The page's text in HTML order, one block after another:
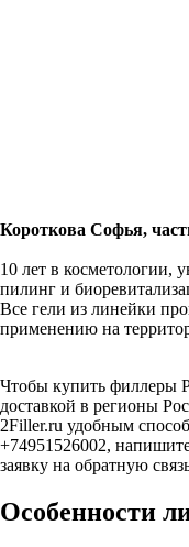
Короткова Софья,
10 лет в косметологии,
пилинг и
Все гели из линейки
применению на
Чтобы купить филлеры
доставкой в регионы
2Filler.ru удобным
+74951526002,
заявку на обратную
Особенности